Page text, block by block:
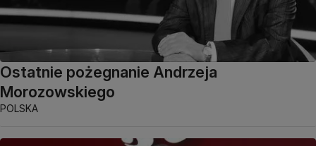
Ostatnie pożegnanie Andrzeja
Morozowskiego
POLSKA